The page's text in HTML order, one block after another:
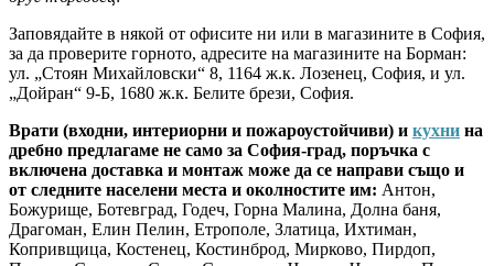
Заповядайте в някой от офисите ни или в магазините в София,
за да проверите горното, адресите на магазините на Борман:
ул. „Стоян Михайловски“ 8, 1164 ж.к. Лозенец, София, и ул.
„Дойран“ 9-Б, 1680 ж.к. Белите брези, София.
Врати (входни, интериорни и пожароустойчиви) и кухни на
дребно предлагаме не само за София-град, поръчка с
включена доставка и монтаж може да се направи също и
от следните населени места и околностите им: Антон,
Божурище, Ботевград, Годеч, Горна Малина, Долна баня,
Драгоман, Елин Пелин, Етрополе, Златица, Ихтиман,
Копривщица, Костенец, Костинброд, Мирково, Пирдоп,